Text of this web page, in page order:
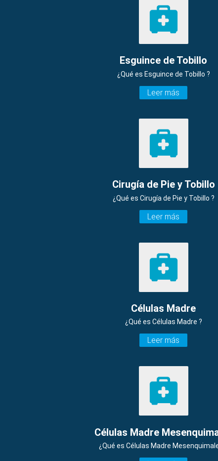
Esguince de Tobillo
¿Qué es Esguince de Tobillo ?
Leer más
Cirugía de Pie y Tobillo
¿Qué es Cirugía de Pie y Tobillo ?
Leer más
Células Madre
¿Qué es Células Madre ?
Leer más
Células Madre
¿Qué es Células Madre